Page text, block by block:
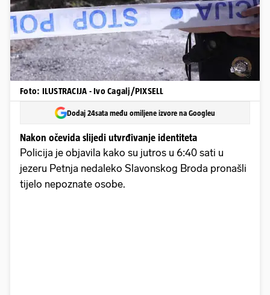
Foto: ILUSTRACIJA - Ivo Cagalj/PIXSELL
Dodaj 24sata među omiljene izvore na Googleu
Nakon očevida slijedi utvrđivanje identiteta
Policija je objavila kako su jutros u 6:40 sati u
jezeru Petnja nedaleko Slavonskog Broda pronašli
tijelo nepoznate osobe.